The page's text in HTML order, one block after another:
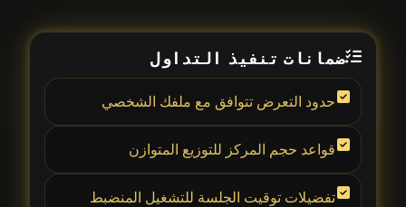
ضمانات تنفيذ التداول
حدود التعرض تتوافق مع ملفك الشخصي
قواعد حجم المركز للتوزيع المتوازن
تفضيلات توقيت الجلسة للتشغيل المنضبط